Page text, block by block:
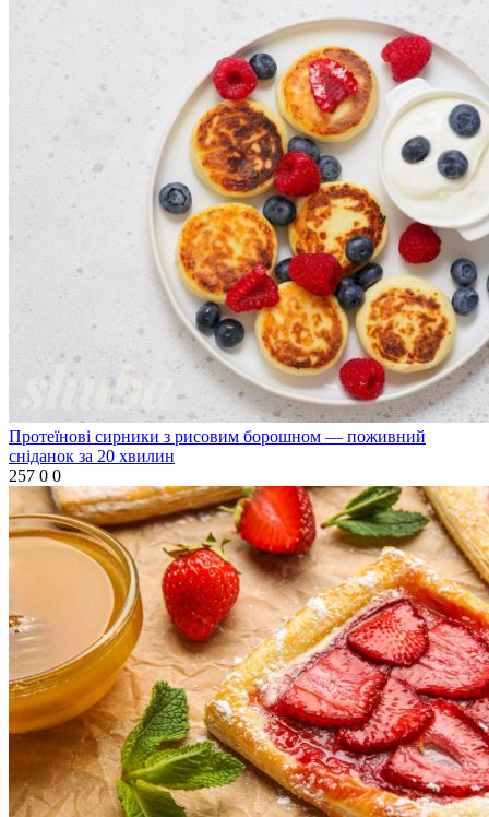
Протеїнові сирники з рисовим борошном — поживний
сніданок за 20 хвилин
257 0 0